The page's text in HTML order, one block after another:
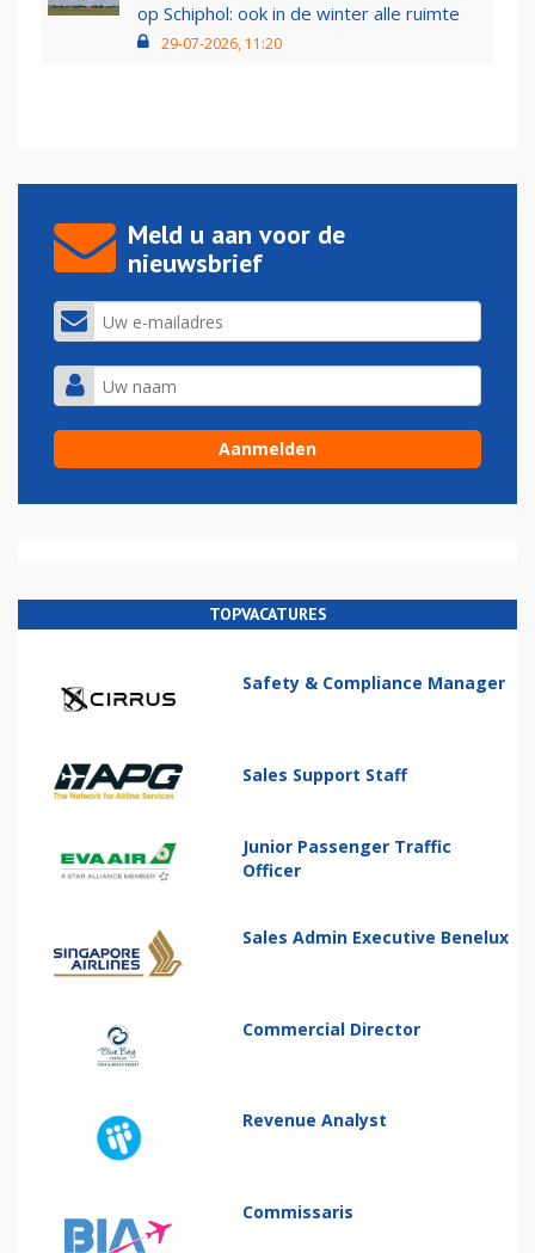
op Schiphol: ook in de winter alle ruimte
29-07-2026, 11:20
Meld u aan voor de
nieuwsbrief
TOPVACATURES
Safety & Compliance Manager
Sales Support Staff
Junior Passenger Traffic
Officer
Sales Admin Executive Benelux
Commercial Director
Revenue Analyst
Commissaris